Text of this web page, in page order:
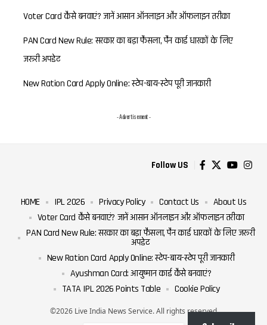
Voter Card कैसे बनवाएं? जानें आसान ऑनलाइन और ऑफलाइन तरीका
PAN Card New Rule: सरकार का बड़ा फैसला, पैन कार्ड धारकों के लिए
जरूरी अपडेट
New Ration Card Apply Online: स्टेप-बाय-स्टेप पूरी जानकारी
- Advertisement -
Follow US
©2026 Live India News Service. All rights reserved
HOME IPL 2026 Privacy Policy Contact Us
About Us
Voter Card कैसे बनवाएं? जानें आसान ऑनलाइन और ऑफलाइन तरीका
PAN Card New Rule: सरकार का बड़ा फैसला, पैन कार्ड धारकों के लिए जरूरी
अपडेट
New Ration Card Apply Online: स्टेप-बाय-स्टेप पूरी जानकारी
Ayushman Card: आयुष्मान कार्ड कैसे बनवाएं?
TATA IPL 2026 Points Table
Cookie Policy